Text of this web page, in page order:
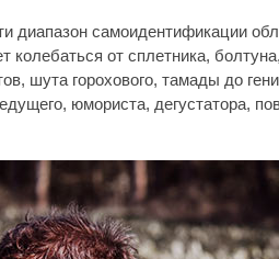
диапазон самоидентификации
колебаться от сплетника,
шута горохового, тамады до
юмориста, дегустатора,